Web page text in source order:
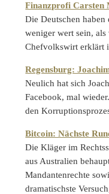
Finanzprofi Carsten
Die Deutschen
weniger wert sein,
Chefvolkswirt erklärt
Regensburg:
Neulich hat sich
Facebook, mal
den
Bitcoin: Nächste
Die Kläger im
aus Australien
Mandantenrechte
dramatischste